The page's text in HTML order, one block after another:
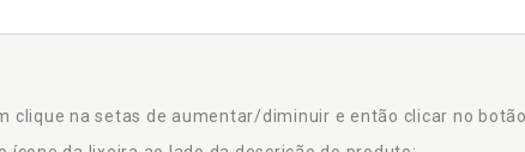
clique na setas de aumentar/diminuir e então clicar no